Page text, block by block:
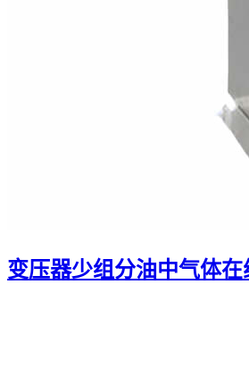
变压器少组分油中气体